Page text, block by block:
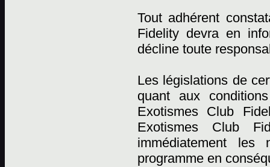
Tout adhérent
Fidelity devra en
décline toute
Les législations de
quant aux
Exotismes Club
Exotismes Club
immédiatement
programme en